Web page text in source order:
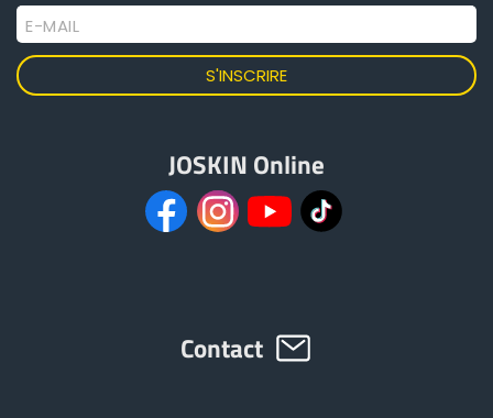
Yкраїнська мова
ελληνικά
Svenska
E-MAIL
JOSKIN Online
Contact